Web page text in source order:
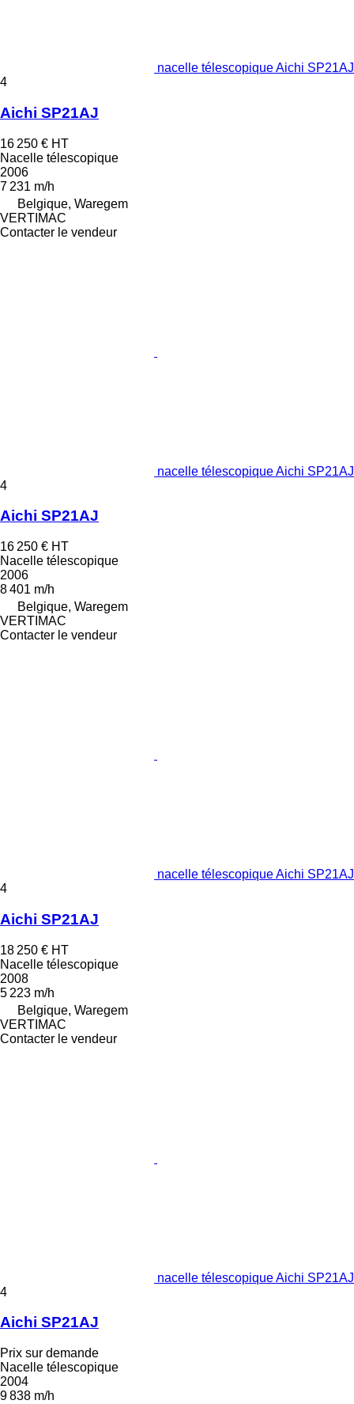
nacelle télescopique Aichi SP21AJ
4
Aichi SP21AJ
16 250 € HT
Nacelle télescopique
2006
7 231 m/h
Belgique, Waregem
VERTIMAC
Contacter le vendeur
nacelle télescopique Aichi SP21AJ
4
Aichi SP21AJ
16 250 € HT
Nacelle télescopique
2006
8 401 m/h
Belgique, Waregem
VERTIMAC
Contacter le vendeur
nacelle télescopique Aichi SP21AJ
4
Aichi SP21AJ
18 250 € HT
Nacelle télescopique
2008
5 223 m/h
Belgique, Waregem
VERTIMAC
Contacter le vendeur
nacelle télescopique Aichi SP21AJ
4
Aichi SP21AJ
Prix sur demande
Nacelle télescopique
2004
9 838 m/h